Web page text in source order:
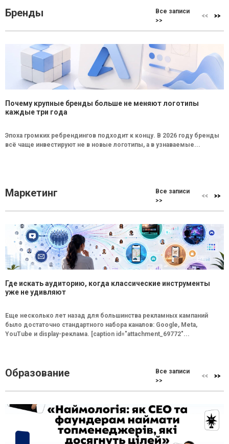
Бренды
Все записи
>>
Почему крупные бренды больше не меняют логотипы
каждые три года
Эпоха громких ребрендингов подходит к концу. В 2026 году бренды
всё чаще инвестируют не в новые логотипы, а в узнаваемые...
Маркетинг
Все записи
>>
Где искать аудиторию, когда классические инструменты
уже не удивляют
Еще несколько лет назад для большинства рекламных кампаний
было достаточно стандартного набора каналов: Google, Meta,
YouTube и display-реклама. [caption id="attachment_69772"...
Образование
Все записи
>>